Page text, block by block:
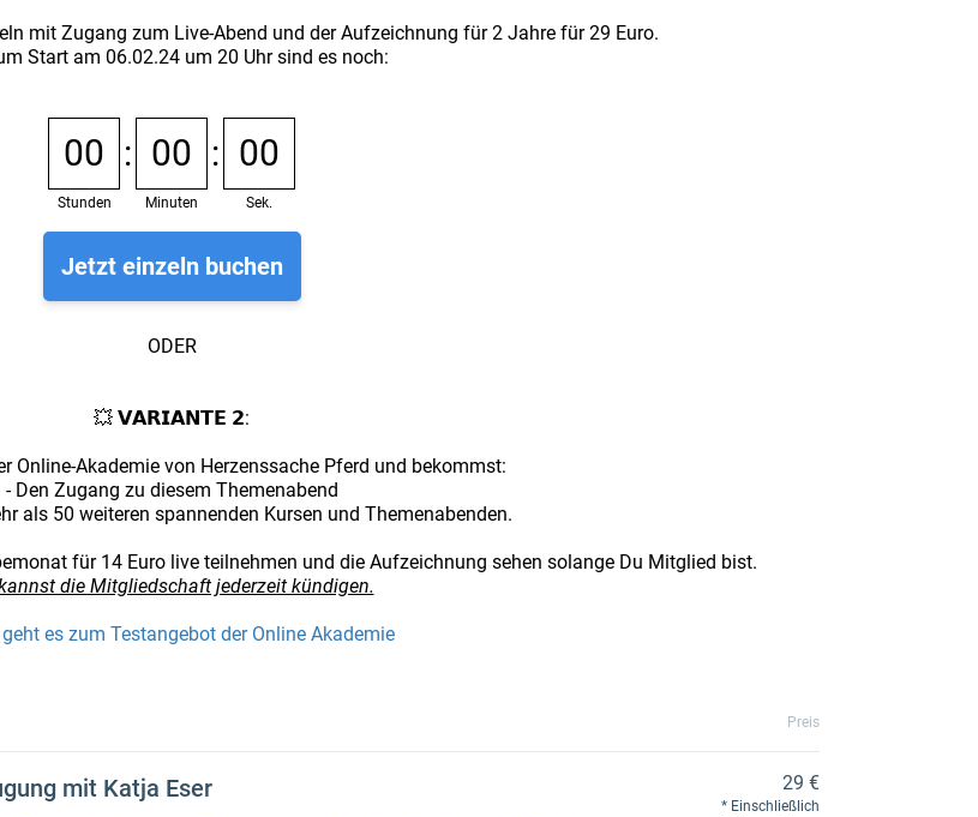
mit Zugang zum Live-Abend und der Aufzeichnung für 2 Jahre für 29 Euro.
Start am 06.02.24 um 20 Uhr sind es noch:
00 : 00 : 00
Stunden Minuten Sek.
Jetzt einzeln buchen
ODER
💥 𝗩𝗔𝗥𝗜𝗔𝗡𝗧𝗘 𝟮:
Online-Akademie von Herzenssache Pferd und bekommst:
- Den Zugang zu diesem Themenabend
als 50 weiteren spannenden Kursen und Themenabenden.
für 14 Euro live teilnehmen und die Aufzeichnung sehen solange Du Mitglied bist.
die Mitgliedschaft jederzeit kündigen.
geht es zum Testangebot der Online Akademie
Preis
mit Katja Eser 29 €
Einschließlich